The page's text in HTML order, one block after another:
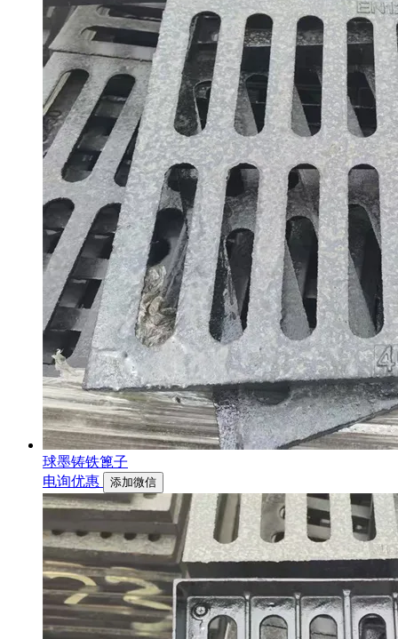
球墨铸铁篦子
电询优惠
添加微信